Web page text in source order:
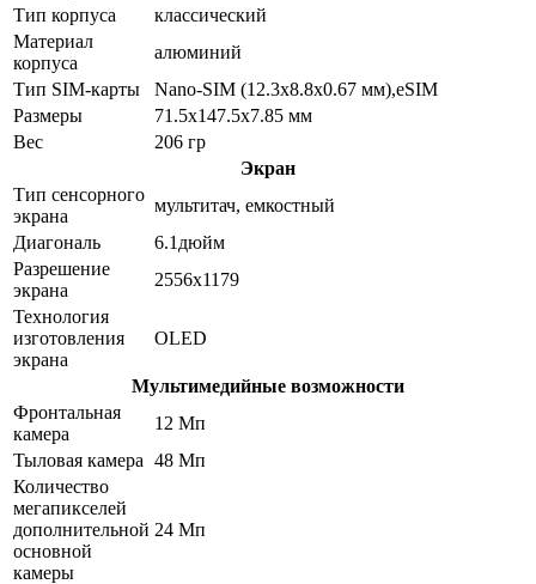
Тип корпуса
классический
Материал
корпуса
алюминий
Тип SIM-карты
Nano-SIM (12.3x8.8x0.67 мм),eSIM
Размеры
71.5x147.5x7.85 мм
Вес
206 гр
Экран
Тип сенсорного
экрана
мультитач, емкостный
Диагональ
6.1дюйм
Разрешение
экрана
2556x1179
Технология
изготовления
экрана
OLED
Мультимедийные возможности
Фронтальная
камера
12 Мп
Тыловая камера 48 Мп
Количество
мегапикселей
дополнительной
основной
камеры
24 Мп